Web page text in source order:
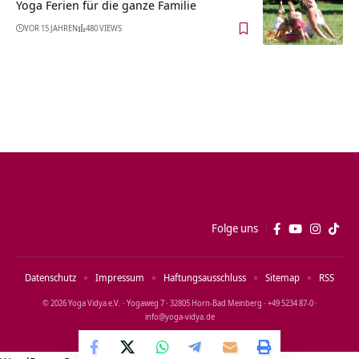
Yoga Ferien für die ganze Familie
VOR 15 JAHREN 480 VIEWS
Folge uns
© 2026 Yoga Vidya e.V. · Yogaweg 7 · 32805 Horn‑Bad Meinberg · +49 5234 87‑0 ·
info@yoga‑vidya.de
Datenschutz Impressum Haftungsausschluss Sitemap RSS